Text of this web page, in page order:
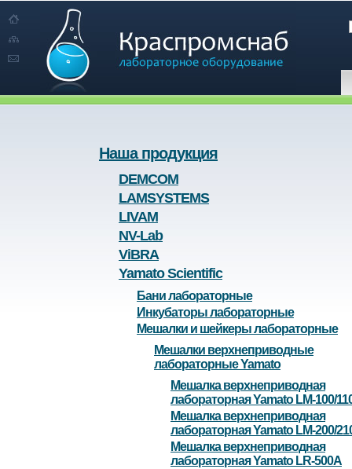
Наша продукция
DEMCOM
LAMSYSTEMS
LIVAM
NV-Lab
ViBRA
Yamato Scientific
Бани лабораторные
Инкубаторы лабораторные
Мешалки и шейкеры лабораторные
Мешалки верхнеприводные
лабораторные Yamato
Мешалка верхнеприводная
лабораторная Yamato LM-100/
Мешалка верхнеприводная
лабораторная Yamato LM-200/
Мешалка верхнеприводная
лабораторная Yamato LR-500A